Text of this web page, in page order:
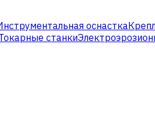
оснастка
станки